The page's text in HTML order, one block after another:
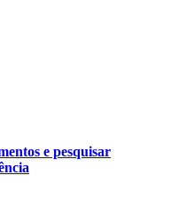
e pesquisar